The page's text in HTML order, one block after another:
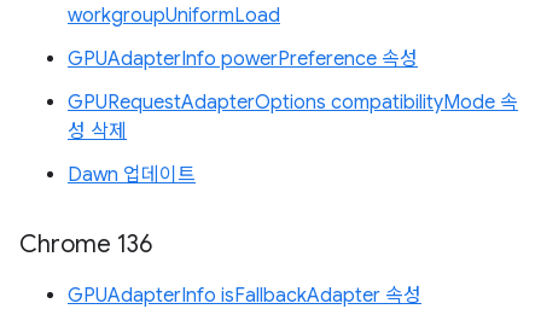
workgroupUniformLoad
GPUAdapterInfo powerPreference 속성
GPURequestAdapterOptions compatibilityMode 속
성 삭제
Dawn 업데이트
Chrome 136
GPUAdapterInfo isFallbackAdapter 속성